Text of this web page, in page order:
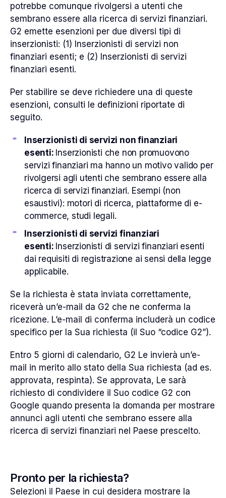
potrebbe comunque rivolgersi a utenti che
sembrano essere alla ricerca di servizi finanziari.
G2 emette esenzioni per due diversi tipi di
inserzionisti: (1) Inserzionisti di servizi non
finanziari esenti; e (2) Inserzionisti di servizi
finanziari esenti.
Per stabilire se deve richiedere una di queste
esenzioni, consulti le definizioni riportate di
seguito.
Inserzionisti di servizi non finanziari
esenti: Inserzionisti che non promuovono
servizi finanziari ma hanno un motivo valido per
rivolgersi agli utenti che sembrano essere alla
ricerca di servizi finanziari. Esempi (non
esaustivi): motori di ricerca, piattaforme di e-
commerce, studi legali.
Inserzionisti di servizi finanziari
esenti: Inserzionisti di servizi finanziari esenti
dai requisiti di registrazione ai sensi della legge
applicabile.
Se la richiesta è stata inviata correttamente,
riceverà un’e-mail da G2 che ne conferma la
ricezione. L’e-mail di conferma includerà un codice
specifico per la Sua richiesta (il Suo “codice G2”).
Entro 5 giorni di calendario, G2 Le invierà un’e-
mail in merito allo stato della Sua richiesta (ad es.
approvata, respinta). Se approvata, Le sarà
richiesto di condividere il Suo codice G2 con
Google quando presenta la domanda per mostrare
annunci agli utenti che sembrano essere alla
ricerca di servizi finanziari nel Paese prescelto.
Pronto per la richiesta?
Selezioni il Paese in cui desidera mostrare la